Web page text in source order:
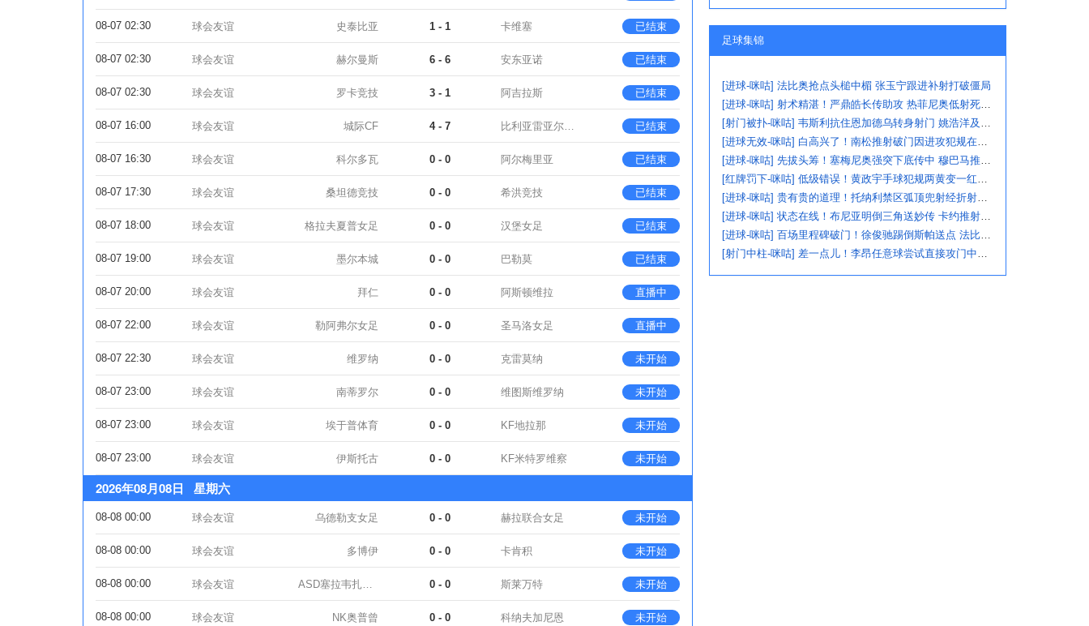
08-07 02:30 球会友谊 史泰比亚 1 - 1 卡维塞 已结束
08-07 02:30 球会友谊 赫尔曼斯 6 - 6 安东亚诺 已结束
08-07 02:30 球会友谊 罗卡竞技 3 - 1 阿吉拉斯 已结束
08-07 16:00 球会友谊 城际CF 4 - 7 比利亚雷亚尔B队 已结束
08-07 16:30 球会友谊 科尔多瓦 0 - 0 阿尔梅里亚 已结束
08-07 17:30 球会友谊 桑坦德竞技 0 - 0 希洪竞技 已结束
08-07 18:00 球会友谊 格拉夫夏普女足 0 - 0 汉堡女足 已结束
08-07 19:00 球会友谊 墨尔本城 0 - 0 巴勒莫 已结束
08-07 20:00 球会友谊 拜仁 0 - 0 阿斯顿维拉 直播中
08-07 22:00 球会友谊 勒阿弗尔女足 0 - 0 圣马洛女足 直播中
08-07 22:30 球会友谊 维罗纳 0 - 0 克雷莫纳 未开始
08-07 23:00 球会友谊 南蒂罗尔 0 - 0 维图斯维罗纳 未开始
08-07 23:00 球会友谊 埃于普体育 0 - 0 KF地拉那 未开始
08-07 23:00 球会友谊 伊斯托古 0 - 0 KF米特罗维察 未开始
2026年08月08日 星期六
08-08 00:00 球会友谊 乌德勒支女足 0 - 0 赫拉联合女足 未开始
08-08 00:00 球会友谊 多博伊 0 - 0 卡肯积 未开始
08-08 00:00 球会友谊 0 - 0 斯莱万特 未开始
08-08 00:00 球会友谊 NK奥普曾 0 - 0 科纳夫加尼恩 未开始
足球集锦
[进球-咪咕] 法比奥抢点头槌中楣 张玉宁跟进补射打破僵局
[进球-咪咕] 射术精湛！严鼎皓长传助攻 热菲尼奥低射死角破门
[射门被扑-咪咕] 韦斯利抗住恩加德乌转身射门 姚浩洋及时化险
[进球无效-咪咕] 白高兴了！南松推射破门因进攻犯规在先被吹
[进球-咪咕] 先拔头筹！塞梅尼奥强突下底传中 穆巴马推空门得手
[红牌罚下-咪咕] 低级错误！黄政宇手球犯规两黄变一红被罚下
[进球-咪咕] 贵有贵的道理！托纳利禁区弧顶兜射经折射弹入球网
[进球-咪咕] 状态在线！布尼亚明倒三角送妙传 卡约推射打破僵局
[进球-咪咕] 百场里程碑破门！徐俊驰踢倒斯帕送点 法比奥一蹴而就
[射门中柱-咪咕] 差一点儿！李昂任意球尝试直接攻门中柱弹出